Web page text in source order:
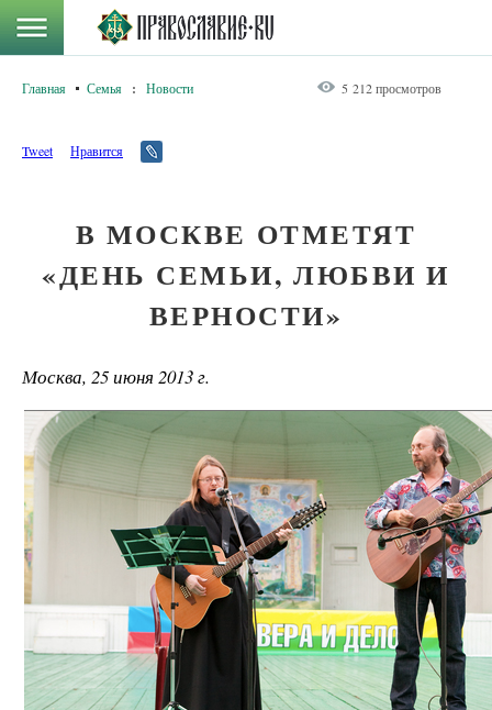
Главная Семья : Новости 5 212 просмотров
Tweet Нравится
В МОСКВЕ ОТМЕТЯТ
«ДЕНЬ СЕМЬИ, ЛЮБВИ И
ВЕРНОСТИ»
Москва, 25 июня 2013 г.